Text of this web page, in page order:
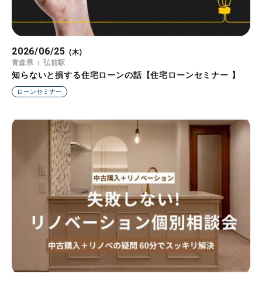
2026/06/25 (木)
青森県
弘前駅
知らないと損する住宅ローンの話【住宅ローンセミナー 】
ローンセミナー